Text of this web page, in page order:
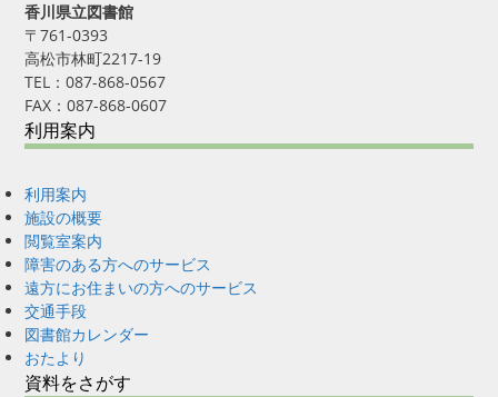
香川県立図書館
〒761-0393
高松市林町2217-19
TEL：087-868-0567
FAX：087-868-0607
利用案内
利用案内
施設の概要
閲覧室案内
障害のある方へのサービス
遠方にお住まいの方へのサービス
交通手段
図書館カレンダー
おたより
資料をさがす